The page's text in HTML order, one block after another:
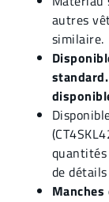
autres
similaire.
quantités
de détails